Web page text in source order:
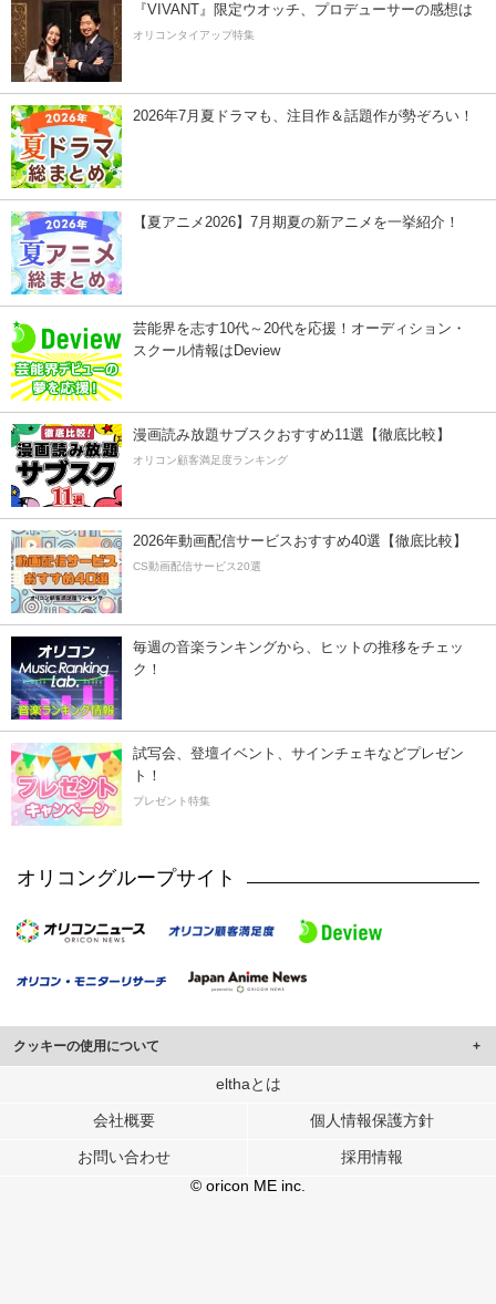
『VIVANT』限定ウオッチ、プロデューサーの感想は
オリコンタイアップ特集
2026年7月夏ドラマも、注目作＆話題作が勢ぞろい！
【夏アニメ2026】7月期夏の新アニメを一挙紹介！
芸能界を志す10代～20代を応援！オーディション・
スクール情報はDeview
漫画読み放題サブスクおすすめ11選【徹底比較】
オリコン顧客満足度ランキング
2026年動画配信サービスおすすめ40選【徹底比較】
CS動画配信サービス20選
毎週の音楽ランキングから、ヒットの推移をチェッ
ク！
試写会、登壇イベント、サインチェキなどプレゼン
ト！
プレゼント特集
オリコングループサイト
クッキーの使用について
このサイトでは Cookie を使用して、ユーザーに合わせたコンテンツや広告の
行っています。
メディアや広告配信、データ解析の各パートナーに提供しています。
各パートナーは、この情報とユーザーが各パートナーに提供した他の情報や、
ユーザーが各パートナーのサービスを使用したときに収集した他の情報を組み
elthaとは
会社概要 個人情報保護方針
お問い合わせ
採用情報
© oricon ME inc.